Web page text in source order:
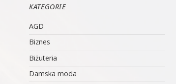
KATEGORIE
AGD
Biznes
Biżuteria
Damska moda